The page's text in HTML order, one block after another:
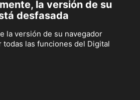
la versión de su
desfasada
la versión de su navegador
todas las funciones del Digital